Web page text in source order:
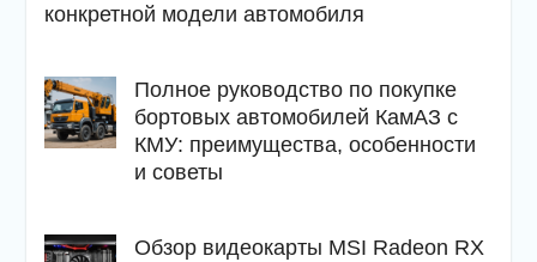
конкретной модели автомобиля
Полное руководство по покупке
бортовых автомобилей КамАЗ с
КМУ: преимущества, особенности
и советы
Обзор видеокарты MSI Radeon RX